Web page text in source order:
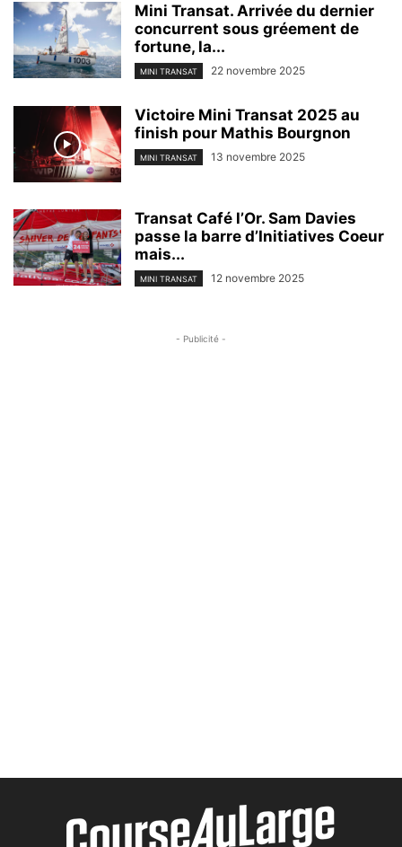
Mini Transat. Arrivée du dernier
concurrent sous gréement de
fortune, la...
MINI TRANSAT 22 novembre 2025
Victoire Mini Transat 2025 au
finish pour Mathis Bourgnon
MINI TRANSAT 13 novembre 2025
Transat Café l’Or. Sam Davies
passe la barre d’Initiatives Coeur
mais...
MINI TRANSAT 12 novembre 2025
- Publicité -